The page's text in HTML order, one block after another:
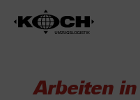
Arbeiten